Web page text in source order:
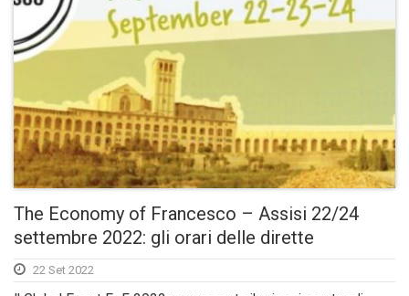
The Economy of Francesco – Assisi 22/24
settembre 2022: gli orari delle dirette
22 Set 2022